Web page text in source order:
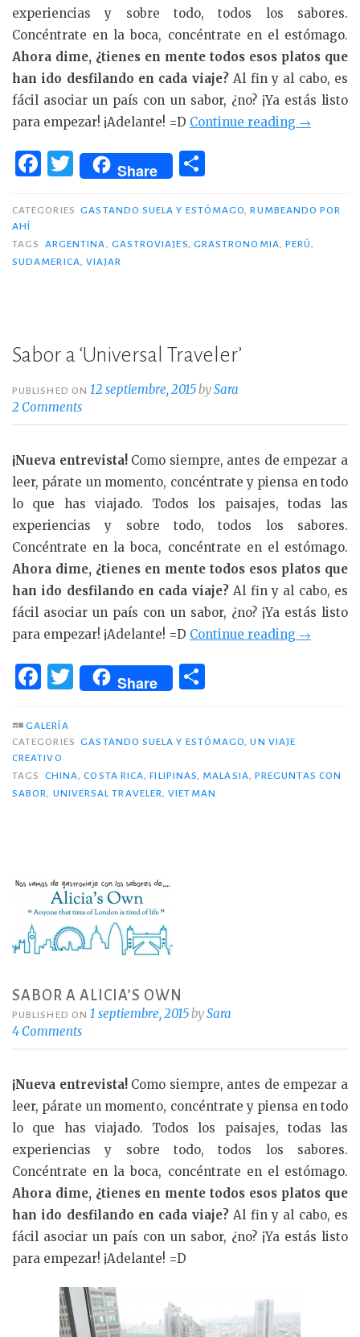
experiencias y sobre todo, todos los sabores.
Concéntrate en la boca, concéntrate en el estómago.
Ahora dime, ¿tienes en mente todos esos platos que
han ido desfilando en cada viaje?Al fin y al cabo, es
fácil asociar un país con un sabor, ¿no? ¡Ya estás listo
para empezar! ¡Adelante! =D Continue reading «Sabor
Viaje’»
→
F
c
e
b
k
T
w
it
te
r
Share
m
p
CATEGORIES GASTANDO SUELA Y ESTÓMAGO,RUMBEANDO POR
AHÍ
TAGS
ARGENTINA, GASTROVIAJES, GRASTRONOMIA, PERÚ,
SUDAMERICA, VIAJAR
Sabor a ‘Universal Traveler’
PUBLISHED ON12 septiembre, 2015bySara
2 Comments
¡Nueva entrevista!Como siempre, antes de empezar a
leer, párate un momento, concéntrate y piensa en todo
lo que has viajado. Todos los paisajes, todas las
experiencias y sobre todo, todos los sabores.
Concéntrate en la boca, concéntrate en el estómago.
Ahora dime, ¿tienes en mente todos esos platos que
han ido desfilando en cada viaje?Al fin y al cabo, es
fácil asociar un país con un sabor, ¿no? ¡Ya estás listo
para empezar! ¡Adelante! =D Continue reading «Sabor
→
F
c
e
b
o
T
w
te
r
Share
m
p
ar
ti
GALERÍA
CATEGORIES GASTANDO SUELA Y ESTÓMAGO,UN VIAJE
CREATIVO
TAGS
CHINA,COSTA RICA,FILIPINAS, MALASIA, PREGUNTAS CON
SABOR, UNIVERSAL TRAVELER,VIETMAN
SABOR A ALICIA’S OWN
PUBLISHED ON1 septiembre, 2015bySara
4 Comments
¡Nueva entrevista!Como siempre, antes de empezar a
leer, párate un momento, concéntrate y piensa en todo
lo que has viajado. Todos los paisajes, todas las
experiencias y sobre todo, todos los sabores.
Concéntrate en la boca, concéntrate en el estómago.
Ahora dime, ¿tienes en mente todos esos platos que
han ido desfilando en cada viaje?Al fin y al cabo, es
fácil asociar un país con un sabor, ¿no? ¡Ya estás listo
para empezar! ¡Adelante! =D